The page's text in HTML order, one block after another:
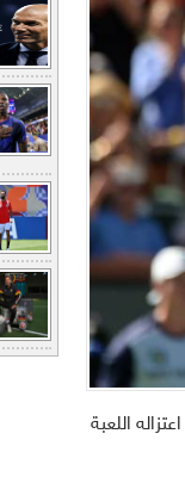
اللعبة